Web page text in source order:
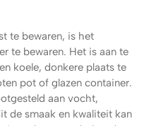
te bewaren, is het
te bewaren. Het is aan te
koele, donkere plaats te
pot of glazen container.
aan vocht,
de smaak en kwaliteit kan